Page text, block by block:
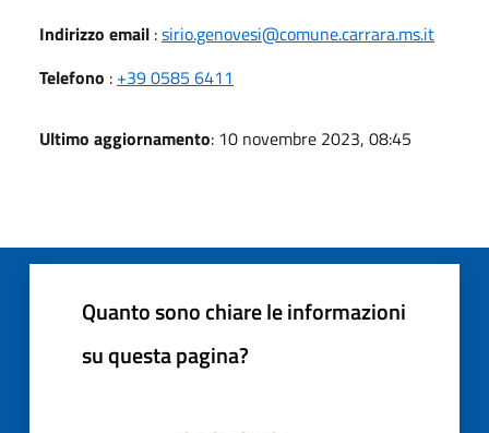
Indirizzo email :sirio.genovesi@comune.carrara.ms.it
Telefono : +39 0585 6411
Ultimo aggiornamento: 10 novembre 2023, 08:45
Quanto sono chiare le informazioni
su questa pagina?